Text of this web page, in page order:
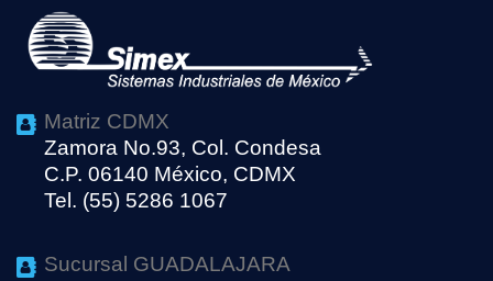
Matriz CDMX
Zamora No.93, Col. Condesa
C.P. 06140 México, CDMX
Tel. (55) 5286 1067
Sucursal GUADALAJARA